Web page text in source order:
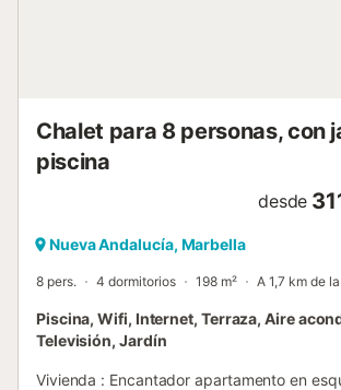
Chalet para 8 personas, con
piscina
desde
Nueva Andalucía, Marbella
8 pers. 4 dormitorios 198 m² A 1,7 km de
Piscina, Wifi, Internet, Terraza, Aire
Televisión, Jardín
Vivienda : Encantador apartamento en